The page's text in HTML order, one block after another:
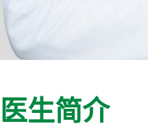
医生简介